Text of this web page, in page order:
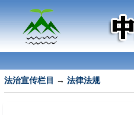
法治宣传栏目 → 法律法规